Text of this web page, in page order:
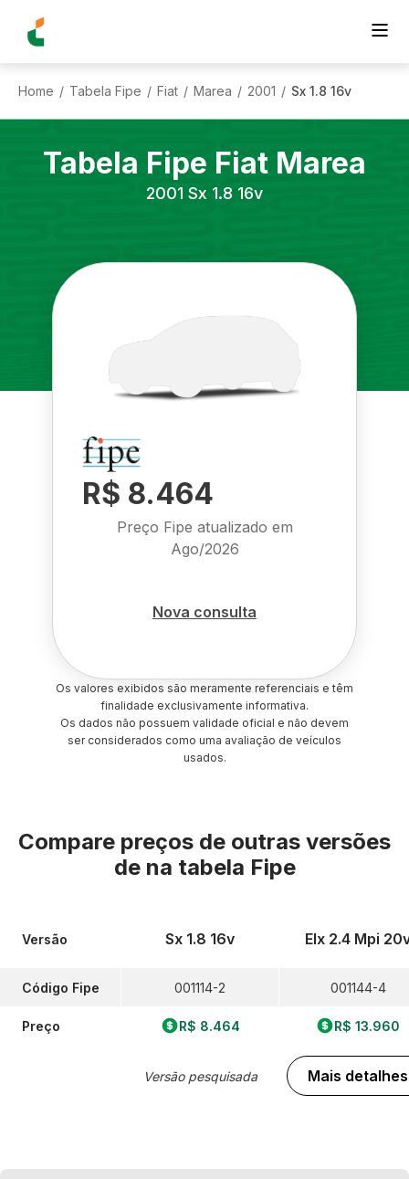
Home / Tabela Fipe / Fiat / Marea / 2001 / Sx 1.8 16v
Tabela Fipe Fiat Marea
2001 Sx 1.8 16v
R$ 8.464
Preço Fipe atualizado em
Ago/2026
Nova consulta
Os valores exibidos são meramente referenciais e têm
finalidade exclusivamente informativa.
Os dados não possuem validade oficial e não devem
ser considerados como uma avaliação de veículos
usados.
Compare preços de outras versões
de na tabela Fipe
Versão
Código Fipe
Preço
Sx 1.8 16v
001114-2
R$ 8.464
Versão pesquisada
Elx 2.4 Mpi
001144-4
R$ 13.960
Mais detalhes